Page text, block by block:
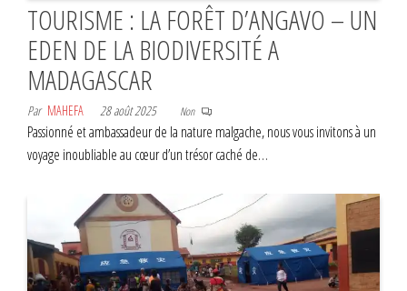
TOURISME : LA FORÊT D’ANGAVO – UN
EDEN DE LA BIODIVERSITÉ A
MADAGASCAR
Par MAHEFA 28 août 2025 Non
Passionné et ambassadeur de la nature malgache, nous vous invitons à un
voyage inoubliable au cœur d’un trésor caché de…